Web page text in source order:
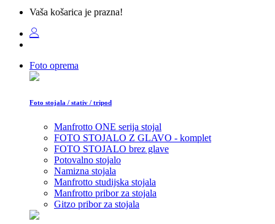
Vaša košarica je prazna!
Foto oprema
Foto stojala / stativ / tripod
Manfrotto ONE serija stojal
FOTO STOJALO Z GLAVO - komplet
FOTO STOJALO brez glave
Potovalno stojalo
Namizna stojala
Manfrotto studijska stojala
Manfrotto pribor za stojala
Gitzo pribor za stojala